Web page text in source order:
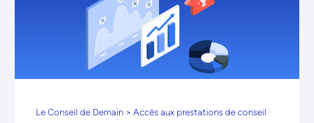
Le Conseil de Demain > Accès aux prestations de conseil